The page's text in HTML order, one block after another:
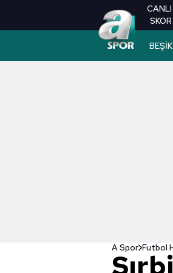
CANLI
SKOR
A Spor Futbol